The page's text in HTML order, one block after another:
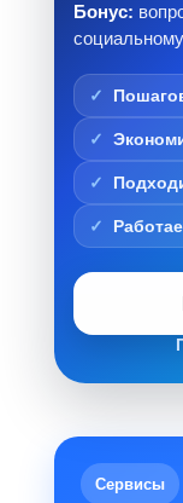
Бонус:
социальному
Сервисы